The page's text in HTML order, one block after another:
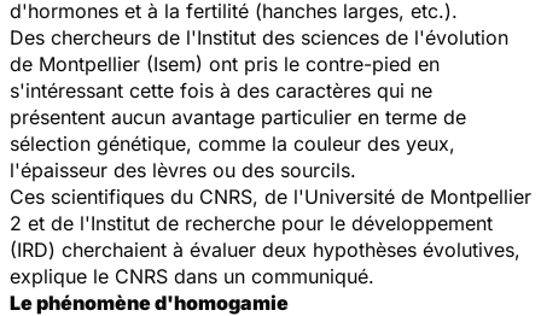
d'hormones et à la fertilité (hanches larges, etc.).
Des chercheurs de l'Institut des sciences de l'évolution
de Montpellier (Isem) ont pris le contre-pied en
s'intéressant cette fois à des caractères qui ne
présentent aucun avantage particulier en terme de
sélection génétique, comme la couleur des yeux,
l'épaisseur des lèvres ou des sourcils.
Ces scientifiques du CNRS, de l'Université de Montpellier
2 et de l'Institut de recherche pour le développement
(IRD) cherchaient à évaluer deux hypothèses évolutives,
explique le CNRS dans un communiqué.
Le phénomène d'homogamie